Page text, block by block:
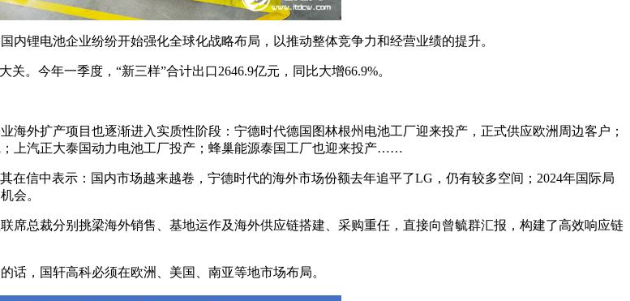
锂电池企业纷纷开始强化全球化战略布局，以推动整体竞争力和经营业绩的提升。
。今年一季度，“新三样”合计出口2646.9亿元，同比大增66.9%。
外扩产项目也逐渐进入实质性阶段：宁德时代德国图林根州电池工厂迎来投产，正式供应欧洲周边客户；
上汽正大泰国动力电池工厂投产；蜂巢能源泰国工厂也迎来投产……
在信中表示：国内市场越来越卷，宁德时代的海外市场份额去年追平了LG，仍有较多空间；2024年国际局
会。
席总裁分别挑梁海外销售、基地运作及海外供应链搭建、采购重任，直接向曾毓群汇报，构建了高效响应链
话，国轩高科必须在欧洲、美国、南亚等地市场布局。